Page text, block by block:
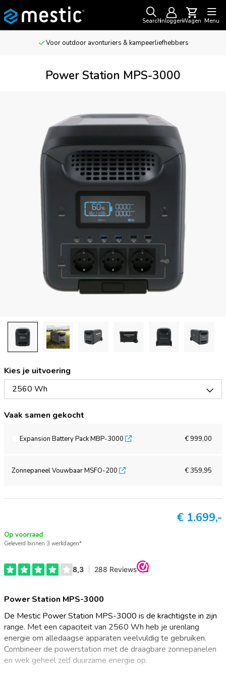
SearchInloggenWagen Menu
Voor outdoor avonturiers & kampeerliefhebbers
Power Station MPS-3000
Kies je uitvoering
2560 Wh
Vaak samen gekocht
Expansion Battery Pack MBP-3000 € 999,00
Zonnepaneel Vouwbaar MSFO-200 € 359,95
€ 1.699,-
Op voorraad
Geleverd binnen 3 werkdagen*
Power Station MPS-3000
De Mestic Power Station MPS-3000 is de krachtigste in zijn
range. Met een capaciteit van 2560 Wh heb je urenlang
energie om alledaagse apparaten veelvuldig te gebruiken.
Combineer de powerstation met de draagbare zonnepanelen
en wek geheel zelf duurzame energie op.